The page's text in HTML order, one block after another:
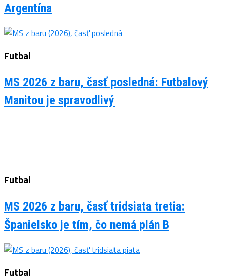
Argentína
Futbal
MS 2026 z baru, časť posledná: Futbalový
Manitou je spravodlivý
Futbal
MS 2026 z baru, časť tridsiata tretia:
Španielsko je tím, čo nemá plán B
Futbal